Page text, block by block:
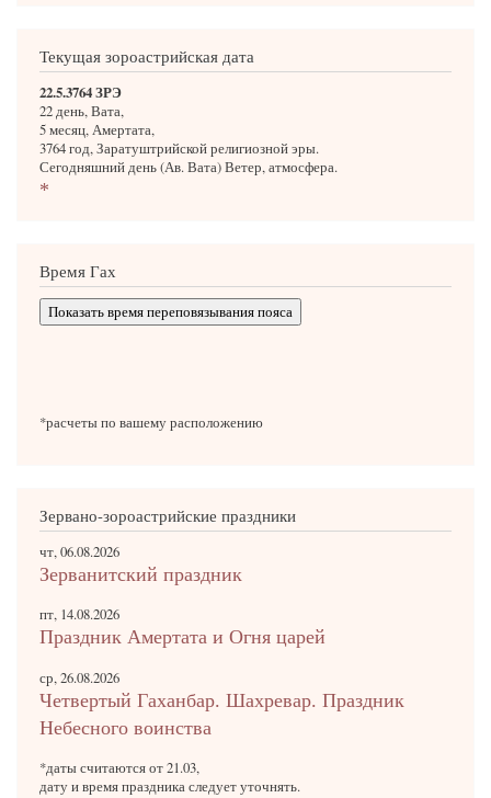
Текущая зороастрийская дата
22.5.3764 ЗРЭ
22 день, Вата,
5 месяц, Амертата,
3764 год, Заратуштрийской религиозной эры.
Сегодняшний день (Ав. Вата) Ветер, атмосфера.
*
Время Гах
Показать время переповязывания пояса
*расчеты по вашему расположению
Зервано-зороастрийские праздники
чт, 06.08.2026
Зерванитский праздник
пт, 14.08.2026
Праздник Амертата и Огня царей
ср, 26.08.2026
Четвертый Гаханбар. Шахревар. Праздник
Небесного воинства
*даты считаются от 21.03,
дату и время праздника следует уточнять.